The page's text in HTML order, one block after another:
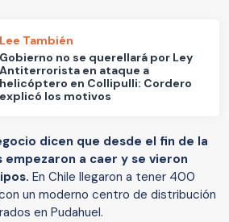
Lee También
Gobierno no se querellará por Ley
Antiterrorista en ataque a
helicóptero en Collipulli: Cordero
explicó los motivos
dicen que desde el fin de la
empezaron a caer y se vieron
En Chile llegaron a tener 400
un moderno centro de distribución
en Pudahuel.